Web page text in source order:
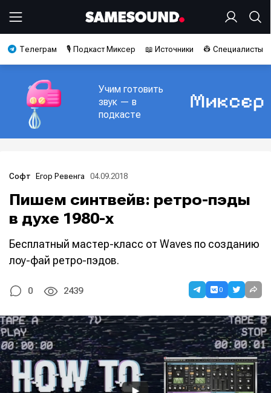
Телеграм 🎙️ Подкаст Миксер 📖 Источники 👷 Специалисты
Учим готовить
звук — в
подкасте
Софт Егор Ревенга 04.09.2018
Пишем синтвейв: ретро-пэды
в духе 1980-х
Бесплатный мастер-класс от Waves по созданию
лоу-фай ретро-пэдов.
0 2439 0